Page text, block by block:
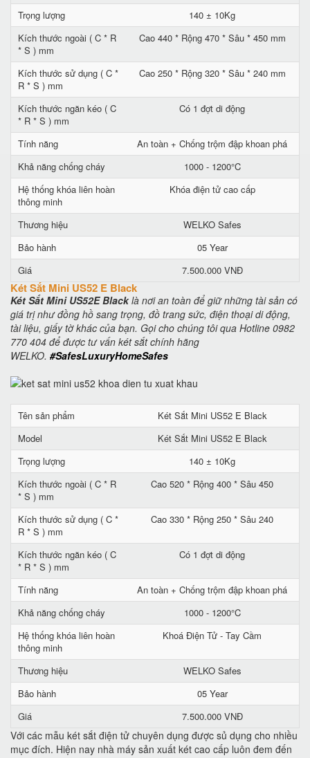
Trọng lượng
140 ± 10Kg
Kích thước ngoài ( C * R
* S ) mm
Cao 440 * Rộng 470 * Sâu * 450 mm
Kích thước sử dụng ( C *
R * S ) mm
Cao 250 * Rộng 320 * Sâu * 240 mm
Kích thước ngăn kéo ( C
* R * S ) mm
Có 1 đợt di động
Tính năng
An toàn + Chống trộm đập khoan phá
Khả năng chống cháy
1000 - 1200°C
Hệ thống khóa liên hoàn
thông minh
Khóa điện tử cao cấp
Thương hiệu
WELKO Safes
Bảo hành
05 Year
Giá
7.500.000 VNĐ
Két Sắt Mini US52 E Black
Két Sắt Mini US52E Blacklà nơi an toàn để giữ những tài sản có
giá trị như đồng hồ sang trọng, đồ trang sức, điện thoại di động,
tài liệu, giấy tờ khác của bạn. Gọi cho chúng tôi qua Hotline 0982
770 404 để được tư vấn két sắt chính hãng
WELKO. #SafesLuxuryHomeSafes
Tên sản phẩm
Két Sắt Mini US52 E Black
Model
Két Sắt Mini US52 E Black
Trọng lượng
140 ± 10Kg
Kích thước ngoài ( C * R
* S ) mm
Cao 520 * Rộng 400 * Sâu 450
Kích thước sử dụng ( C *
R * S ) mm
Cao 330 * Rộng 250 * Sâu 240
Kích thước ngăn kéo ( C
* R * S ) mm
Có 1 đợt di động
Tính năng
An toàn + Chống trộm đập khoan phá
Khả năng chống cháy
1000 - 1200°C
Hệ thống khóa liên hoàn
thông minh
Khoá Điện Tử - Tay Cầm
Thương hiệu
WELKO Safes
Bảo hành
05 Year
Giá
7.500.000 VNĐ
Với các mẫu két sắt điện tử chuyên dụng được sủ dụng cho nhiều
mục đích. Hiện nay nhà máy sản xuất két cao cấp luôn đem đến